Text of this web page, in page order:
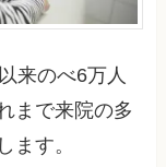
来のべ6万人
まで来院の多
ます。